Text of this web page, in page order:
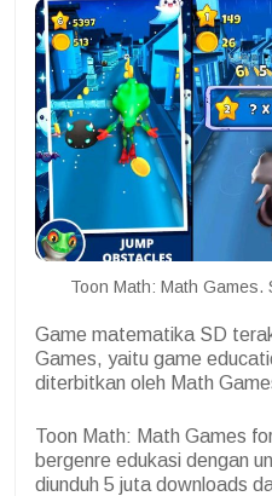
Toon Math: Math Games.
Game matematika SD
Games, yaitu game
diterbitkan oleh Math
Toon Math: Math Games
bergenre edukasi dengan
diunduh 5 juta downloads